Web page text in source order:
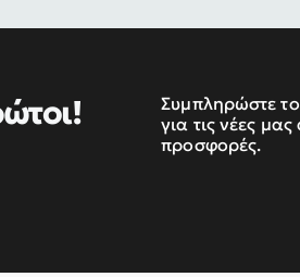
Συμπληρώστε
για τις νέες μας
προσφορές.